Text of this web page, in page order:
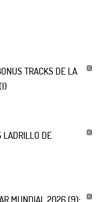
TRACKS DE LA
LADRILLO DE
MUNDIAL 2026 (9):